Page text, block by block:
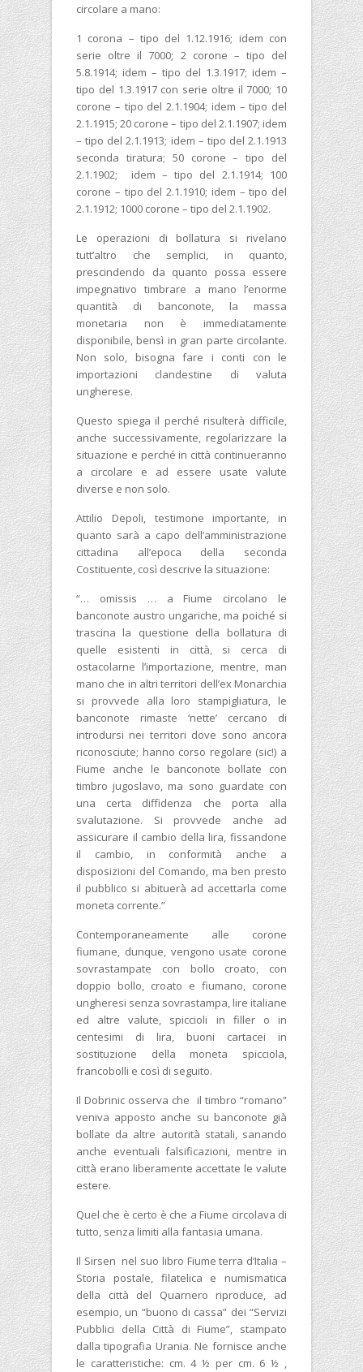
circolare a mano:
1 corona – tipo del 1.12.1916; idem con
serie oltre il 7000; 2 corone – tipo del
5.8.1914; idem – tipo del 1.3.1917; idem –
tipo del 1.3.1917 con serie oltre il 7000; 10
corone – tipo del 2.1.1904; idem – tipo del
2.1.1915; 20 corone – tipo del 2.1.1907; idem
– tipo del 2.1.1913; idem – tipo del 2.1.1913
seconda tiratura; 50 corone – tipo del
2.1.1902; idem – tipo del 2.1.1914; 100
corone – tipo del 2.1.1910; idem – tipo del
2.1.1912; 1000 corone – tipo del 2.1.1902.
Le operazioni di bollatura si rivelano
tutt’altro che semplici, in quanto,
prescindendo da quanto possa essere
impegnativo timbrare a mano l’enorme
quantità di banconote, la massa
monetaria non è immediatamente
disponibile, bensì in gran parte circolante.
Non solo, bisogna fare i conti con le
importazioni clandestine di valuta
ungherese.
Questo spiega il perché risulterà difficile,
anche successivamente, regolarizzare la
situazione e perché in città continueranno
a circolare e ad essere usate valute
diverse e non solo.
Attilio Depoli, testimone importante, in
quanto sarà a capo dell’amministrazione
cittadina all’epoca della seconda
Costituente, così descrive la situazione:
“… omissis … a Fiume circolano le
banconote austro ungariche, ma poiché si
trascina la questione della bollatura di
quelle esistenti in città, si cerca di
ostacolarne l’importazione, mentre, man
mano che in altri territori dell’ex Monarchia
si provvede alla loro stampigliatura, le
banconote rimaste ‘nette’ cercano di
introdursi nei territori dove sono ancora
riconosciute; hanno corso regolare (sic!) a
Fiume anche le banconote bollate con
timbro jugoslavo, ma sono guardate con
una certa diffidenza che porta alla
svalutazione. Si provvede anche ad
assicurare il cambio della lira, fissandone
il cambio, in conformità anche a
disposizioni del Comando, ma ben presto
il pubblico si abituerà ad accettarla come
moneta corrente.”
Contemporaneamente alle corone
fiumane, dunque, vengono usate corone
sovrastampate con bollo croato, con
doppio bollo, croato e fiumano, corone
ungheresi senza sovrastampa, lire italiane
ed altre valute, spiccioli in filler o in
centesimi di lira, buoni cartacei in
sostituzione della moneta spicciola,
francobolli e così di seguito.
Il Dobrinic osserva che il timbro “romano”
veniva apposto anche su banconote già
bollate da altre autorità statali, sanando
anche eventuali falsificazioni, mentre in
città erano liberamente accettate le valute
estere.
Quel che è certo è che a Fiume circolava di
tutto, senza limiti alla fantasia umana.
Il Sirsen nel suo libro Fiume terra d’Italia –
Storia postale, filatelica e numismatica
della città del Quarnero riproduce, ad
esempio, un “buono di cassa” dei “Servizi
Pubblici della Città di Fiume”, stampato
dalla tipografia Urania. Ne fornisce anche
le caratteristiche: cm. 4 ½ per cm. 6 ½ ,